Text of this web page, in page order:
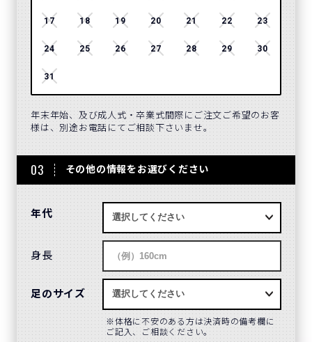
17 18 19 20 21 22 23
24 25 26 27 28 29 30
31
21
28
年末年始、及び成人式・卒業式間際にご注文ご希望のお客
様は、別途お電話にてご相談下さいませ。
03 その他の情報をお選びください
年代
身長
足のサイズ
体格に不安のある方は決済時の備考欄に
ご記入、ご相談ください。